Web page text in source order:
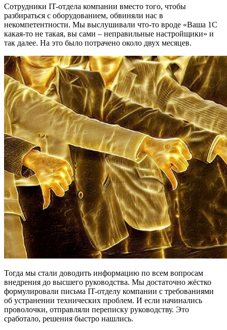
Сотрудники IT-отдела компании вместо того, чтобы
разбираться с оборудованием, обвиняли нас в
некомпетентности. Мы выслушивали что-то вроде «Ваша 1С
какая-то не такая, вы сами – неправильные настройщики» и
так далее. На это было потрачено около двух месяцев.
Тогда мы стали доводить информацию по всем вопросам
внедрения до высшего руководства. Мы достаточно жёстко
формулировали письма IT-отделу компании с требованиями
об устранении технических проблем. И если начинались
проволочки, отправляли переписку руководству. Это
сработало, решения быстро нашлись.